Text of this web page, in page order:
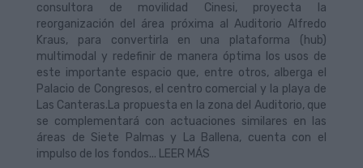
consultora de movilidad Cinesi, proyecta la
reorganización del área próxima al Auditorio Alfredo
Kraus, para convertirla en una plataforma (hub)
multimodal y redefinir de manera óptima los usos de
este importante espacio que, entre otros, alberga el
Palacio de Congresos, el centro comercial y la playa de
Las Canteras.La propuesta en la zona del Auditorio, que
se complementará con actuaciones similares en las
áreas de Siete Palmas y La Ballena, cuenta con el
impulso de los fondos... LEER MÁS